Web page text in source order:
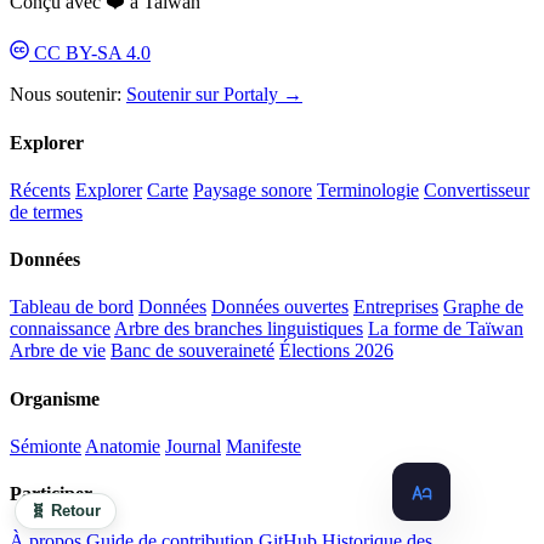
CC BY-SA 4.0
Nous soutenir: Soutenir sur Portaly →
Explorer
Récents Explorer Carte Paysage sonore Terminologie Convertisseur
de termes
Données
Tableau de bord Données Données ouvertes Entreprises Graphe de
connaissance Arbre des branches linguistiques La forme de Taïwan
Arbre de vie Banc de souveraineté Élections 2026
Organisme
Sémionte Anatomie Journal Manifeste
Participer
🧬 Retour